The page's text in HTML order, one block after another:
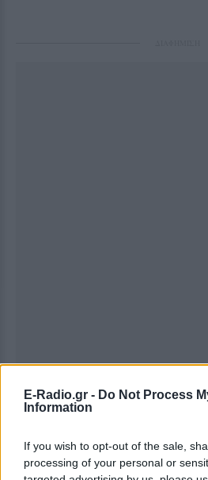
E-Radio.gr - Do Not Process
Information
If you wish to opt-out of the sale,
processing of your personal or
Ακολουθήστε το E-
Για ακόμη περισσότερανέα,